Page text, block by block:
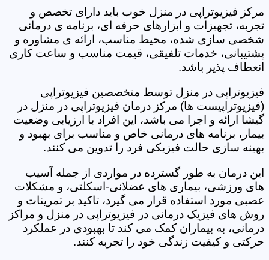
مرکز فیزیوتراپی در منزل خوب باید دارای تخصص و
تجربه، تجهیزات و ابزارهای حرفه ای، برنامه ی درمانی
شخصی سازی شده، محیط مناسب، ارائه ی مشاوره و
پشتیبانی، خدمات تلفیقی، قیمت مناسب و ساعت کاری
انعطاف پذیر باشد.
فیزیوتراپی در منزل توسط متخصصین فیزیوتراپی
(فیزیوتراپیست ها) مرکز درمان فیزیوتراپی در منزل در
گیشا ارائه و اجرا می باشد، این افراد با ارزیابی وضعیت
بیمار، برنامه های درمانی خاص و مناسب برای بهبود و
بهینه سازی حالت فیزیکی فرد را تدوین می کنند.
این درمان به طور گسترده در مواردی از جمله آسیب
های ورزشی، بیماری های عضلانی-اسکلتی، و مشکلات
عصبی مورد استفاده قرار می گیرد، تاکید بر تمرینات و
روش های فیزیک درمانی در فیزیوتراپی در منزل و مراکز
درمانی، به بیماران کمک می کند تا بهبودی در عملکرد
حرکتی و کیفیت زندگی خود را تجربه کنند.